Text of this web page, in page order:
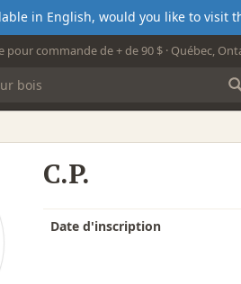
in English, would you like to visit
commande de + de 90 $ · Québec,
C.P.
Date d'inscription